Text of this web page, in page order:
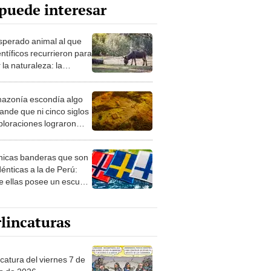
interesar
animal al que
recurrieron para
la naturaleza: la
en un paisaje con
escondía algo
que ni cinco siglos
lograron
su pasado
banderas que son
a la de Perú:
ellas posee un escudo
del viernes 7 de